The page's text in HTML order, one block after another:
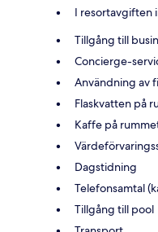
I resortavgiften
Tillgång till
Concierge-
Användning av
Flaskvatten på
Kaffe på
Dagstidning
Telefonsamtal
Tillgång till pool